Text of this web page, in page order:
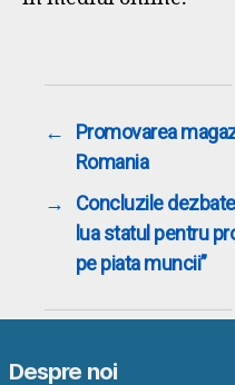
←
Promovarea
Romania
→
Concluzile
lua statul pentru
pe piata muncii”
Despre noi